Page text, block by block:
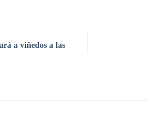
a viñedos a las